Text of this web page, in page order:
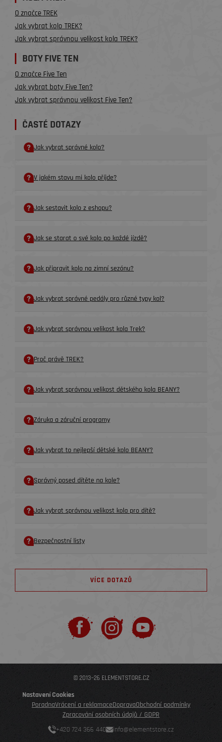
O značce TREK
Jak vybrat kolo TREK?
Jak vybrat správnou velikost kola TREK?
BOTY FIVE TEN
O značce Five Ten
Jak vybrat boty Five Ten?
Jak vybrat správnou velikost Five Ten?
ČASTÉ DOTAZY
Jak vybrat správné kolo?
V jakém stavu mi kolo příjde?
Jak sestavit kolo z eshopu?
Jak se starat o své kolo po každé jízdě?
Jak připravit kolo na zimní sezónu?
Jak vybrat správné pedály pro různé typy kol?
Jak vybrat správnou velikost kola Trek?
Proč právě TREK?
Jak vybrat správnou velikost dětského kola BEANY?
Záruka a záruční programy
Jak vybrat to nejlepší dětské kolo BEANY?
Správný posed dítěte na kole?
Jak vybrat správnou velikost kola pro dítě?
Bezpečnostní listy
VÍCE DOTAZŮ
© 2013–26 ELEMENTSTORE.CZ
Nastavení Cookies
PoradnaVrácení a reklamaceDopravaObchodní podmínky
Zpracování osobních údajů / GDPR
+420 724 366 440
info@elementstore.cz